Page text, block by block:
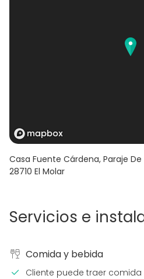
Casa Fuente Cárdena, Paraje De
28710 El Molar
Servicios e
Comida y bebida
Cliente puede traer comida